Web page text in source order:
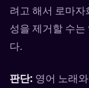
려고 해서 로마
성을 제거할 수
다.
판단: 영어 노래